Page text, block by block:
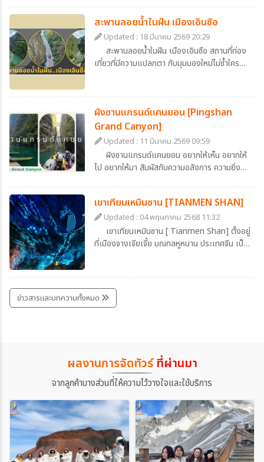
สะพานลอยน้ำในฝัน เมืองเอินซือ
Updated : 18 มีนาคม 2569 20:29
สะพานลอยน้ำในฝัน เมืองเอินซือ สถานที่ท่อง
เที่ยวที่มีความแปลกตา กับมุมมองใหม่ไม่ซ้ำใคร
เหนือผิวน้ำ สีเขียวหยกที่ใสราวกับกระจก โอบล้อม
ไปด้วยภูเขาหินปูนสูงตระหง่าน และอุดมไปด้วย
ความเขียวชอุ่มของต้นไม้นานาพรรณ ถนนสายนี้
เมื่อเรามองจากมุมสูง จะเห็นสีของถนนเป็นสีขาว
รูปร่างคดเคี้ยวไปมาตัดกับสีเขียวของน้ำทะเลสาป
สวยประหนึ่งภาพวาด และยามที่มีรถวิ่งบนถนน จะ
อย่าบอกใคร
ผิงซานแกรนด์แคนยอน [Pingshan
Grand Canyon]
Updated : 11 มีนาคม 2569 09:59
ผิงซานแกรนด์แคนยอน อยากให้เห็น อยากให้
ไป อยากให้มา สัมผัสกับความอลังการ ความยิ่ง
เขาเทียนเหมินซาน [TIANMEN SHAN]
Updated : 04 พฤษภาคม 2568 11:32
เขาเทียนเหมินซาน [ Tianmen Shan] ตั้งอยู่
ที่เมืองจางเจียเจี้ย มณฑลหูหนาน ประเทศจีน เป็น
ยุบตัวจนกลายเป็นโพรงประตู และนับแต่นั้นมา ก็
เป็นที่เลื่องลือในหมู่นักเดินทางและนักบวชว่าเป็น
"ประตูสวรรค์" โพรงที่เกิดขึ้นตามธรรมชาตินี้ มี
ข่าวสารและบทความทั้งหมด
ผลงานการจัดทัวร์ที่ผ่านมา
จากลูกค้าบางส่วนที่ให้ความไว้วางใจและใช้บริการ